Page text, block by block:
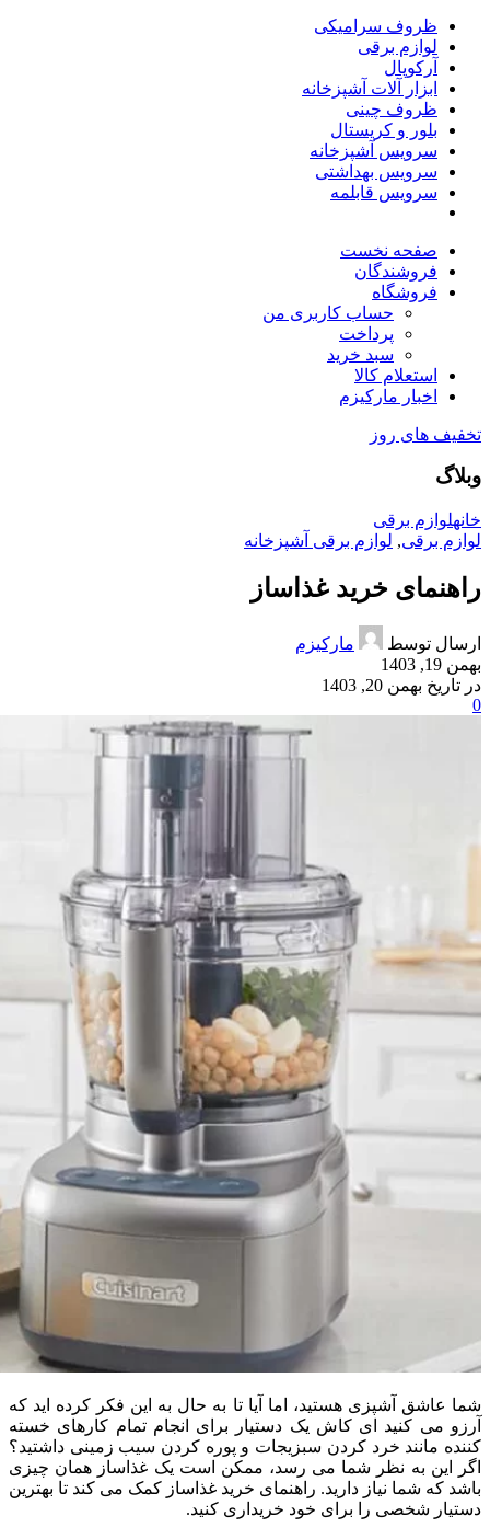
ظروف سرامیکی
لوازم برقی
آرکوپال
ابزار آلات آشپزخانه
ظروف چینی
بلور و کریستال
سرویس آشپزخانه
سرویس بهداشتی
سرویس قابلمه
صفحه نخست
فروشندگان
فروشگاه
حساب کاربری من
پرداخت
سبد خرید
استعلام کالا
اخبار مارکیزم
تخفیف های روز
وبلاگ
خانهلوازم برقی
لوازم برقی, لوازم برقی آشپزخانه
راهنمای خرید غذاساز
ارسال توسط
مارکیزم
بهمن 19, 1403
در تاریخ بهمن 20, 1403
0
شما عاشق آشپزی هستید، اما آیا تا به حال به این فکر کرده اید که
آرزو می کنید ای کاش یک دستیار برای انجام تمام کارهای خسته
کننده مانند خرد کردن سبزیجات و پوره کردن سیب زمینی داشتید؟
اگر این به نظر شما می رسد، ممکن است یک غذاساز همان چیزی
باشد که شما نیاز دارید. راهنمای خرید غذاساز کمک می کند تا بهترین
دستیار شخصی را برای خود خریداری کنید.